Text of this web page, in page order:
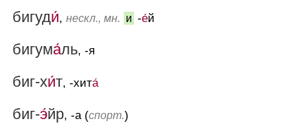
бигуди́, нескл., мн. и -е́й
бигума́ль, -я
биг-хи́т, -хита́
биг-э́йр, -а (спорт.)